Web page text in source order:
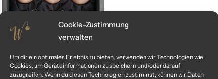
Cookie-Zustimmung
verwalten
Um dir ein optimales Erlebnis zu bieten, verwenden wir Technologien wie
Cookies, um Geräteinformationen zu speichern und/oder darauf
zuzugreifen. Wenn du diesen Technologien zustimmst, können wir Daten
„cheers to christmas“ – 6 cm